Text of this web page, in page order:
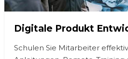
Digitale Produkt
Schulen Sie Mitarbeiter